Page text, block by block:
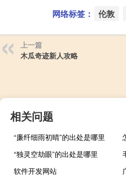
网络标签： 伦敦
上一篇
木瓜奇迹新人攻略
相关问题
“廉纤细雨初晴”的出处是哪里
“独灵空劫眼”的出处是哪里
软件开发网站